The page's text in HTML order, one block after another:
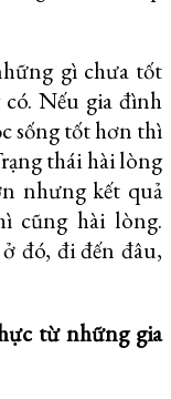
gì chưa tốt
Nếu gia đình
sống tốt hơn thì
thái hài lòng
nhưng kết quả
cũng hài lòng.
đó, đi đến đâu,
từ những gia